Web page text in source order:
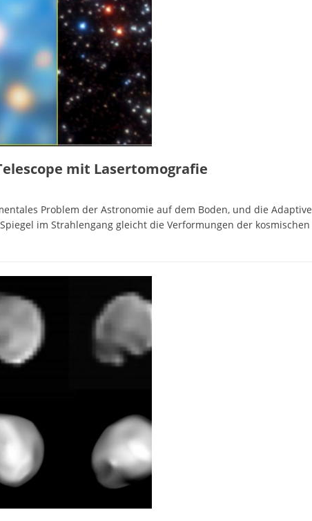
mit Lasertomografie
Problem der Astronomie auf dem Boden, und die Adaptive
im Strahlengang gleicht die Verformungen der kosmischen